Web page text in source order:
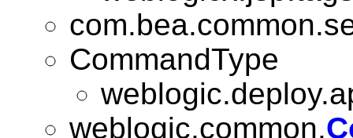
CommandType
weblogic.common.